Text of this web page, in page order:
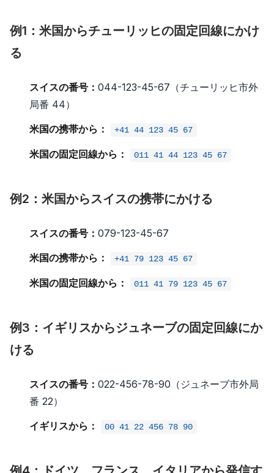
例1：米国からチューリッヒの固定回線にかけ
る
スイスの番号： 044-123-45-67（チューリッヒ市外
局番 44）
米国の携帯から：
+41 44 123 45 67
米国の固定回線から： 011 41 44 123 45 67
例2：米国からスイスの携帯にかける
スイスの番号： 079-123-45-67
米国の携帯から：
+41 79 123 45 67
米国の固定回線から： 011 41 79 123 45 67
例3：イギリスからジュネーブの固定回線にか
ける
スイスの番号： 022-456-78-90（ジュネーブ市外局
番 22）
イギリスから：
00 41 22 456 78 90